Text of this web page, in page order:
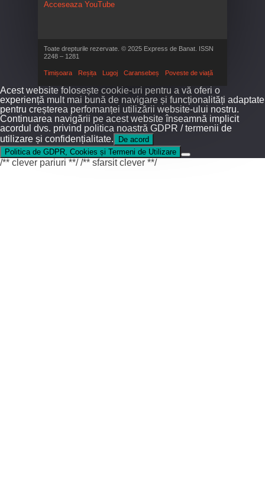
Acceseaza YouTube
Toate drepturile rezervate. © 2025 Express de Banat. ISSN
2248 – 1281
Timișoara Reșița Lugoj Caransebeș Poveste de viață
Acest website folosește cookie-uri pentru a vă oferi o
experiență mult mai bună de navigare și funcționalități adaptate
pentru creșterea perfomanței utilizării website-ului nostru.
Continuarea navigării pe acest website înseamnă implicit
acordul dvs. privind politica noastră GDPR / termenii de
utilizare și confidențialitate.
De acord
Politica de GDPR, Cookies și Termeni de Utilizare
/** clever pariuri **//** sfarsit clever **/